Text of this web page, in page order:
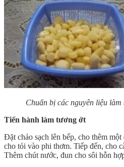
Chuẩn bị các nguyên liệu
Tiến hành làm tương ớt
Đặt chảo sạch lên bếp, cho thêm
cho tỏi vào phi thơm. Tiếp đến, cho
Thêm chút nước, đun cho sôi hỗn